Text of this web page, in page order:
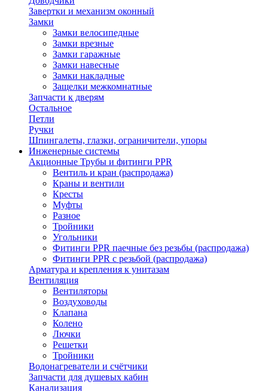
Завертки и механизм оконный
Замки
Замки велосипедные
Замки врезные
Замки гаражные
Замки навесные
Замки накладные
Защелки межкомнатные
Запчасти к дверям
Остальное
Петли
Ручки
Шпингалеты, глазки, ограничители, упоры
Инженерные системы
Акционные Трубы и фитинги PPR
Вентиль и кран (распродажа)
Краны и вентили
Кресты
Муфты
Разное
Тройники
Угольники
Фитинги PPR паечные без резьбы (распродажа)
Фитинги PPR с резьбой (распродажа)
Арматура и крепления к унитазам
Вентиляция
Вентиляторы
Воздуховоды
Клапана
Колено
Лючки
Решетки
Тройники
Водонагреватели и счётчики
Запчасти для душевых кабин
Канализация